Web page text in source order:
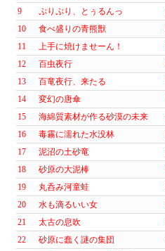
9
ぷりぷり、とぅるんっ
10
食べ盛りの青熊獣
11
上手に焼けませーん！
12
百虫夜行
13
百竜夜行、来たる
14
変幻の唐傘
15
海綿質素材が作る砂漠の未来
16
毒霧に濡れた水没林
17
泥沼の土砂竜
18
砂原の大泥棒
19
丸呑み河童蛙
20
水も滴るいい女
21
太古の息吹
22
砂原に蠢く謎の集団